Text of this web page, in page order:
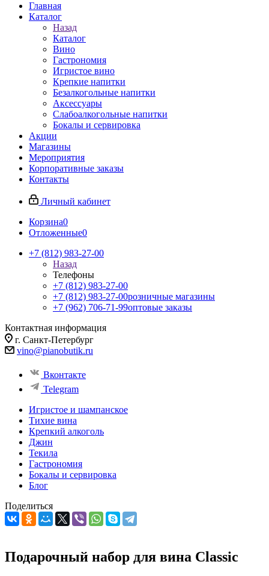
Главная
Каталог
Назад
Каталог
Вино
Гастрономия
Игристое вино
Крепкие напитки
Безалкогольные напитки
Аксессуары
Слабоалкогольные напитки
Бокалы и сервировка
Акции
Магазины
Мероприятия
Корпоративные заказы
Контакты
Личный кабинет
Корзина0
Отложенные0
+7 (812) 983-27-00
Назад
Телефоны
+7 (812) 983-27-00
+7 (812) 983-27-00розничные магазины
+7 (962) 706-71-99оптовые заказы
Контактная информация
г. Санкт-Петербург
vino@pianobutik.ru
Вконтакте
Telegram
Игристое и шампанское
Тихие вина
Крепкий алкоголь
Джин
Текила
Гастрономия
Бокалы и сервировка
Блог
Поделиться
Подарочный набор для вина Classic